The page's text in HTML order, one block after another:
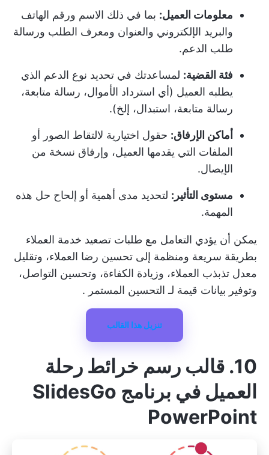
معلومات العميل: بما في ذلك الاسم ورقم الهاتف
والبريد الإلكتروني والعنوان ومعرف الطلب ورسالة
طلب الدعم.
فئة القضية: لمساعدتك في تحديد نوع الدعم الذي
يطلبه العميل (أي استرداد الأموال، رسالة متابعة،
رسالة متابعة، استبدال، إلخ).
أماكن الإرفاق: حقول اختيارية لالتقاط الصور أو
الملفات التي يقدمها العميل، وإرفاق نسخة من
الإيصال.
مستوى التأثير: لتحديد مدى أهمية أو إلحاح حل هذه
المهمة.
يمكن أن يؤدي التعامل مع طلبات تصعيد خدمة العملاء
بطريقة سريعة ومنظمة إلى تحسين رضا العملاء، وتقليل
معدل تذبذب العملاء، وزيادة الكفاءة، وتحسين التواصل،
وتوفير بيانات قيمة لـ التحسين المستمر .
تنزيل هذا القالب
10. قالب رسم خرائط رحلة
العميل في برنامج SlidesGo
PowerPoint